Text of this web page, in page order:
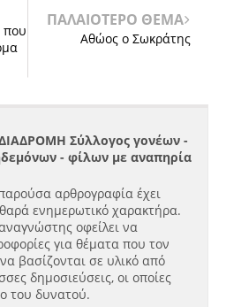
που
ΠΑΛΑΙΟΤΕΡΟ ΘΕΜΑ
Αθώος ο Σωκράτης
Σύλλογος γονέων -
- φίλων με αναπηρία
αρθρογραφία έχει
ενημερωτικό χαρακτήρα.
οφείλει να
για θέματα που τον
βασίζονται σε υλικό από
δημοσιεύσεις, οι οποίες
του δυνατού.